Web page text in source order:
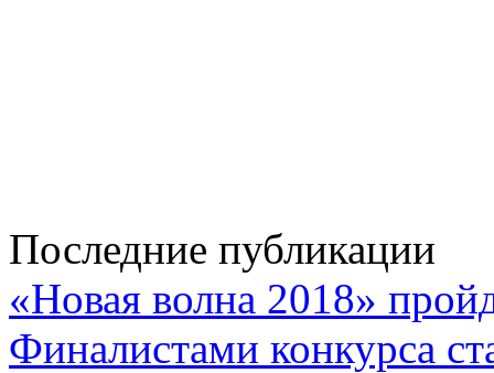
Последние публикации
«Новая волна 2018»
Финалистами конкурса